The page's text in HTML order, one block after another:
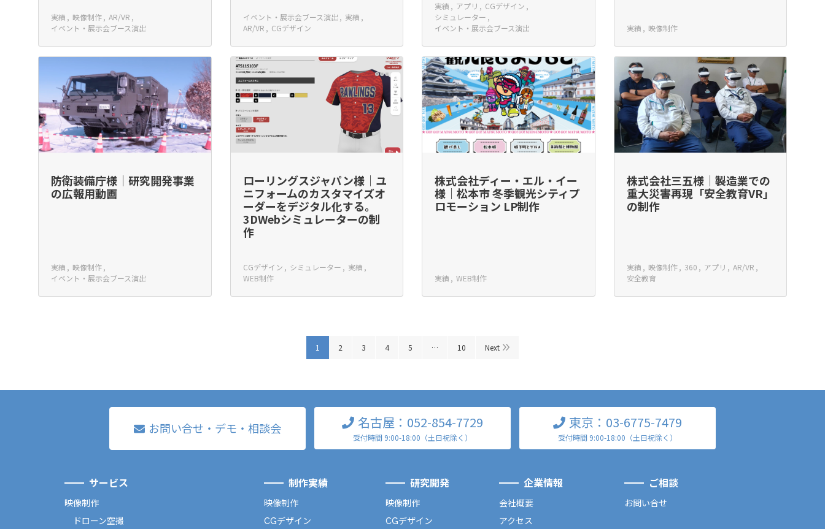
実績 映像制作
AR/VR
イベント・展示会ブース演出
イベント・展示会ブース演出
実績
AR/VR
CGデザイン
実績 アプリ
CGデザイン
シミュレーター
イベント・展示会ブース演出
実績 映像制作
防衛装備庁様｜研究開発事業
の広報用動画
実績
映像制作
イベント・展示会ブース演出
ローリングスジャパン様｜ユ
ニフォームのカスタマイズオ
ーダーをデジタル化する。
3DWebシミュレーターの制
作
CGデザイン シミュレーター
実績
WEB制作
株式会社ディー・エル・イー
様｜松本市 冬季観光シティプ
ロモーション LP制作
実績 WEB制作
株式会社三五様｜製造業での
重大災害再現「安全教育VR」
の制作
実績 映像制作 360 アプリ
AR/VR
安全教育
1 2 3 4 5 10 Next
お問い合せ・デモ・相談会 名古屋：052-854-7729
受付時間 9:00-18:00（土日祝除く）
東京：03-6775-7479
受付時間 9:00-18:00（土日祝除く）
サービス
映像制作
ドローン空撮
制作実績
映像制作
CGデザイン
研究開発
映像制作
CGデザイン
企業情報
会社概要
アクセス
ご相談
お問い合せ